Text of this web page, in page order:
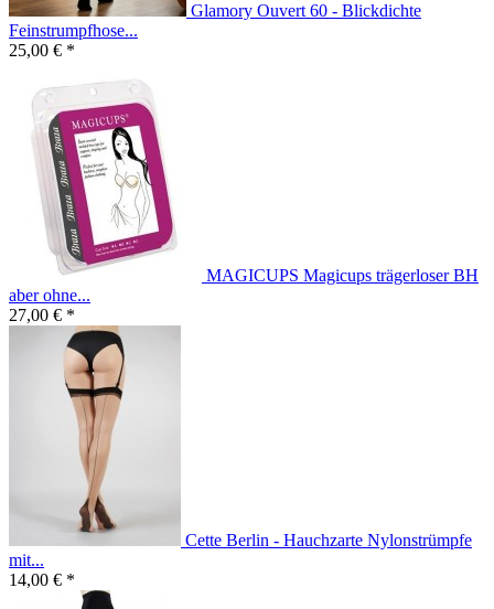
Glamory Ouvert 60 - Blickdichte
Feinstrumpfhose...
25,00 € *
MAGICUPS Magicups trägerloser BH
aber ohne...
27,00 € *
Cette Berlin - Hauchzarte Nylonstrümpfe
mit...
14,00 € *